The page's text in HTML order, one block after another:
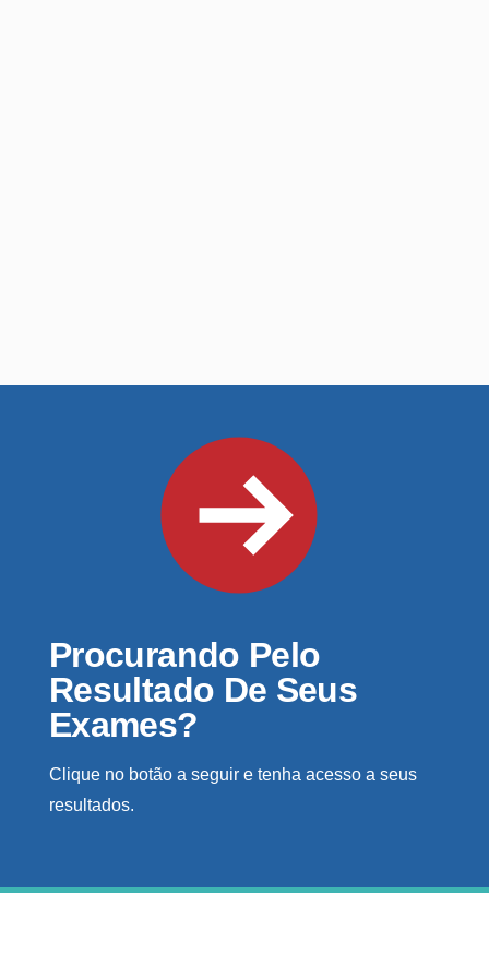
Procurando Pelo
Resultado De Seus
Exames?
Clique no botão a seguir e tenha acesso a seus
resultados.